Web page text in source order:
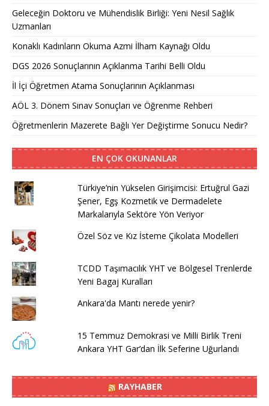
Geleceğin Doktoru ve Mühendislik Birliği: Yeni Nesil Sağlık
Uzmanları
Konaklı Kadınların Okuma Azmi İlham Kaynağı Oldu
DGS 2026 Sonuçlarının Açıklanma Tarihi Belli Oldu
İl İçi Öğretmen Atama Sonuçlarının Açıklanması
AÖL 3. Dönem Sınav Sonuçları ve Öğrenme Rehberi
Öğretmenlerin Mazerete Bağlı Yer Değiştirme Sonucu Nedir?
EN ÇOK OKUNANLAR
Türkiye’nin Yükselen Girişimcisi: Ertuğrul Gazi
Şener, Egş Kozmetik ve Dermadelete
Markalarıyla Sektöre Yön Veriyor
Özel Söz ve Kız İsteme Çikolata Modelleri
TCDD Taşımacılık YHT ve Bölgesel Trenlerde
Yeni Bagaj Kuralları
Ankara'da Mantı nerede yenir?
15 Temmuz Demokrasi ve Milli Birlik Treni
Ankara YHT Gar’dan İlk Seferine Uğurlandı
RAYHABER